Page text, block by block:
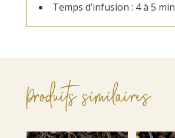
Temps d’infusion : 4 à 5 min
Produits similaires